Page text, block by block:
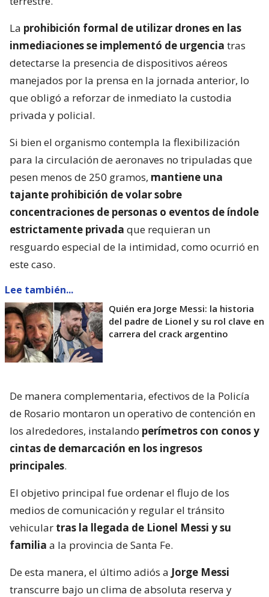
La prohibición formal de utilizar drones en las
inmediaciones se implementó de urgencia tras
detectarse la presencia de dispositivos aéreos
manejados por la prensa en la jornada anterior, lo
que obligó a reforzar de inmediato la custodia
privada y policial.
Si bien el organismo contempla la flexibilización
para la circulación de aeronaves no tripuladas que
pesen menos de 250 gramos, mantiene una
tajante prohibición de volar sobre
concentraciones de personas o eventos de índole
estrictamente privada que requieran un
resguardo especial de la intimidad, como ocurrió en
este caso.
Lee también...
Quién era Jorge Messi: la historia
del padre de Lionel y su rol clave en
carrera del crack argentino
De manera complementaria, efectivos de la Policía
de Rosario montaron un operativo de contención en
los alrededores, instalando perímetros con conos y
cintas de demarcación en los ingresos
principales.
El objetivo principal fue ordenar el flujo de los
medios de comunicación y regular el tránsito
vehicular tras la llegada de Lionel Messi y su
familia a la provincia de Santa Fe.
De esta manera, el último adiós a Jorge Messi
transcurre bajo un clima de absoluta reserva y